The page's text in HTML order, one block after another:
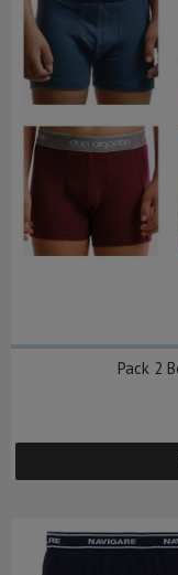
Pack 2